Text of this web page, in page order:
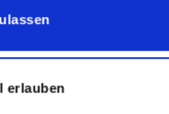
erlauben